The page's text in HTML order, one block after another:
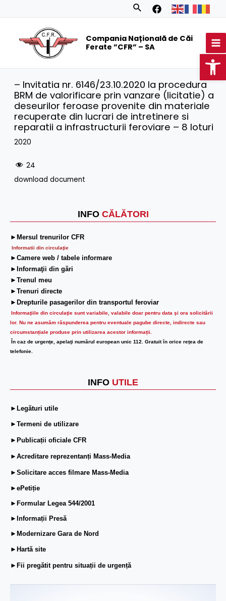
Search
Compania Națională de Căi
Ferate ”CFR” – SA
INFO CĂLĂTORI
►Mersul trenurilor CFR
Informatii din circulaţie
►Camere web / tabele informare
►Informaţii din gări
►Trenul meu
►Trenuri directe
►Drepturile pasagerilor din transportul feroviar
Informaţiile din circulaţie sunt variabile, valabile doar pentru data şi ora solicitării
lor. Nu ne asumăm răspunderea pentru eventuale pagube directe, indirecte sau
circumstanțiale produse prin utilizarea acestor informații.
În caz de urgenţe, apelaţi numărul european unic 112. Gratuit în orice reţea de
telefonie.
INFO UTILE
►Legături utile
►Termeni de utilizare
►Publicații oficiale CFR
►Acreditare reprezentanți Mass-Media
►Solicitare acces filmare Mass-Media
►ePetiție
►Formular Legea 544/2001
►Informații Presă
►Modernizare Gara de Nord
►Hartă site
►Fii pregătit pentru situații de urgență
– Invitatia nr. 6146/23.10.2020 la procedura
BRM de valorificare prin vanzare (licitatie) a
deseurilor feroase provenite din materiale
recuperate din lucrari de intretinere si
reparatii a infrastructurii feroviare – 8 loturi
2020
24
download document